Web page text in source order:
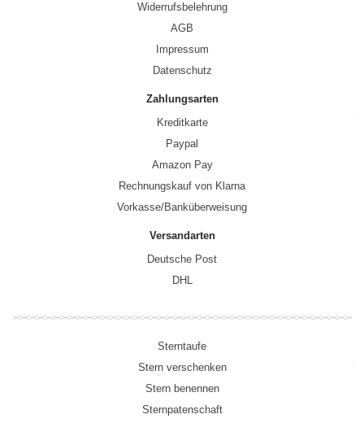
Widerrufsbelehrung
AGB
Impressum
Datenschutz
Zahlungsarten
Kreditkarte
Paypal
Amazon Pay
Rechnungskauf von Klarna
Vorkasse/Banküberweisung
Versandarten
Deutsche Post
DHL
Sterntaufe
Stern verschenken
Stern benennen
Sternpatenschaft